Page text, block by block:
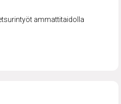
ammattitaidolla
lähelläsi